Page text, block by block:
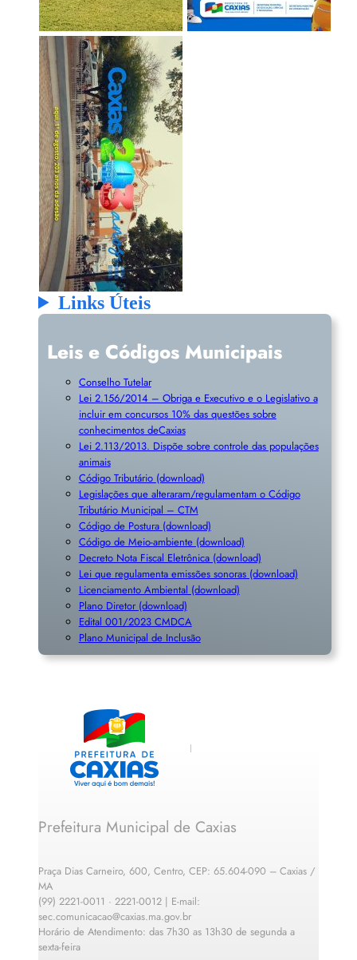
Links Úteis
Leis e Códigos Municipais
Conselho Tutelar
Lei 2.156/2014 – Obriga e Executivo e o Legislativo a
incluir em concursos 10% das questões sobre
conhecimentos deCaxias
Lei 2.113/2013. Dispõe sobre controle das populações
animais
Código Tributário (download)
Legislações que alteraram/regulamentam o Código
Tributário Municipal – CTM
Código de Postura (download)
Código de Meio-ambiente (download)
Decreto Nota Fiscal Eletrônica (download)
Lei que regulamenta emissões sonoras (download)
Licenciamento Ambiental (download)
Plano Diretor (download)
Edital 001/2023 CMDCA
Plano Municipal de Inclusão
Prefeitura Municipal de Caxias
Praça Dias Carneiro, 600, Centro, CEP: 65.604-090 – Caxias /
MA
(99) 2221-0011 · 2221-0012 | E-mail:
sec.comunicacao@caxias.ma.gov.br
Horário de Atendimento: das 7h30 as 13h30 de segunda a
sexta-feira